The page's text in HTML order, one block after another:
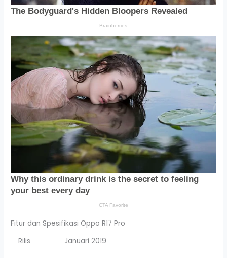
Fitur dan Spesifikasi Oppo R17 Pro
Rilis
Januari 2019